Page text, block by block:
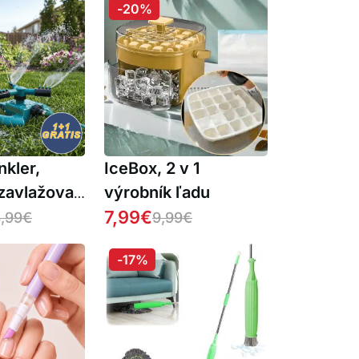
s tromi
otáčaním
(1+1
€
IceBox, 2 v 1
výrobník ľadu
7,99€9,99€
-20%
-17%